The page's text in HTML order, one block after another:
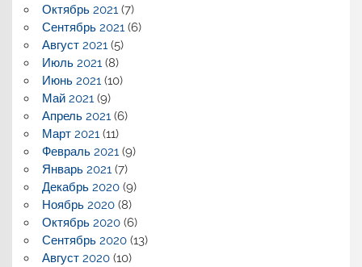
Октябрь 2021(7)
Сентябрь 2021(6)
Август 2021(5)
Июль 2021(8)
Июнь 2021(10)
Май 2021(9)
Апрель 2021(6)
Март 2021(11)
Февраль 2021(9)
Январь 2021(7)
Декабрь 2020(9)
Ноябрь 2020(8)
Октябрь 2020(6)
Сентябрь 2020(13)
Август 2020(10)